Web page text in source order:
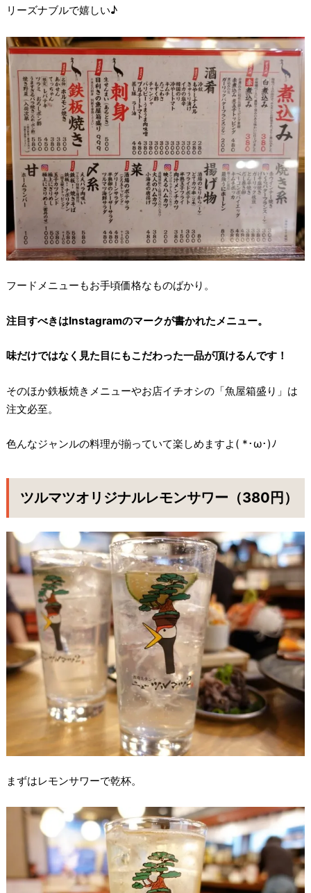
リーズナブルで嬉しい♪
フードメニューもお手頃価格なものばかり。
注目すべきはInstagramのマークが書かれたメニュー。
味だけではなく見た目にもこだわった一品が頂けるんです！
そのほか鉄板焼きメニューやお店イチオシの「魚屋箱盛り」は
注文必至。
色んなジャンルの料理が揃っていて楽しめますよ( *･ω･)ﾉ
ツルマツオリジナルレモンサワー（380円）
まずはレモンサワーで乾杯。